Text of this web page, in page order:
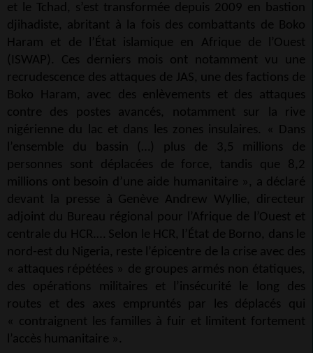
et le Tchad, s’est transformée depuis 2009 en bastion
djihadiste, abritant à la fois des combattants de Boko
Haram et de l’État islamique en Afrique de l’Ouest
(ISWAP). Ces derniers mois ont notamment vu une
recrudescence des attaques de JAS, une des factions de
Boko Haram, avec des enlèvements et des attaques
contre des postes avancés, notamment sur la rive
nigérienne du lac et dans les zones insulaires. « Dans
l’ensemble du bassin (…) plus de 3,5 millions de
personnes sont déplacées de force, tandis que 8,2
millions ont besoin d’une aide humanitaire », a déclaré
devant la presse à Genève Andrew Wyllie, directeur
adjoint du Bureau régional pour l’Afrique de l’Ouest et
centrale du HCR.… Selon le HCR, l’État de Borno, dans le
nord-est du Nigeria, reste l’épicentre de la crise avec des
« attaques répétées » de groupes armés non étatiques,
des opérations militaires et l’insécurité le long des
routes et des axes empruntés par les déplacés qui
« contraignent les familles à fuir et limitent fortement
l’accès humanitaire ».